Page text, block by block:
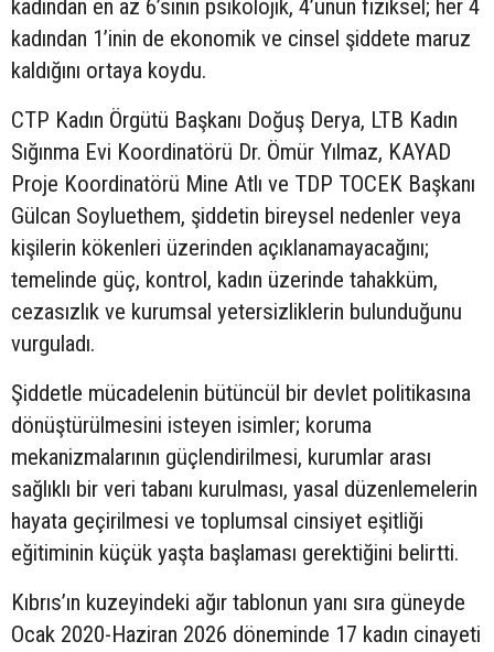
kadından en az 6’sının psikolojik, 4’ünün fiziksel; her 4
kadından 1’inin de ekonomik ve cinsel şiddete maruz
kaldığını ortaya koydu.
CTP Kadın Örgütü Başkanı Doğuş Derya, LTB Kadın
Sığınma Evi Koordinatörü Dr. Ömür Yılmaz, KAYAD
Proje Koordinatörü Mine Atlı ve TDP TOCEK Başkanı
Gülcan Soyluethem, şiddetin bireysel nedenler veya
kişilerin kökenleri üzerinden açıklanamayacağını;
temelinde güç, kontrol, kadın üzerinde tahakküm,
cezasızlık ve kurumsal yetersizliklerin bulunduğunu
vurguladı.
Şiddetle mücadelenin bütüncül bir devlet politikasına
dönüştürülmesini isteyen isimler; koruma
mekanizmalarının güçlendirilmesi, kurumlar arası
sağlıklı bir veri tabanı kurulması, yasal düzenlemelerin
hayata geçirilmesi ve toplumsal cinsiyet eşitliği
eğitiminin küçük yaşta başlaması gerektiğini belirtti.
Kıbrıs’ın kuzeyindeki ağır tablonun yanı sıra güneyde
Ocak 2020-Haziran 2026 döneminde 17 kadın cinayeti